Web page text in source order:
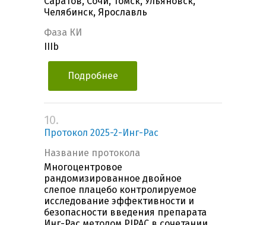
Челябинск, Ярославль
Фаза КИ
IIIb
Подробнее
10.
Протокол 2025-2-Инг-Рас
Название протокола
Многоцентровое
рандомизированное двойное
слепое плацебо контролируемое
исследование эффективности и
безопасности введения препарата